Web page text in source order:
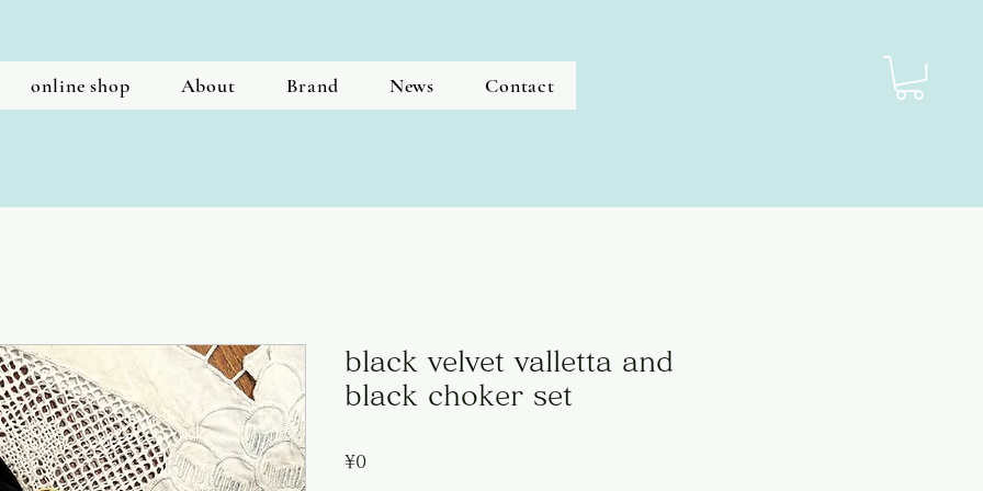
online shop About Brand News Contact
black velvet valletta and
black choker set
¥0